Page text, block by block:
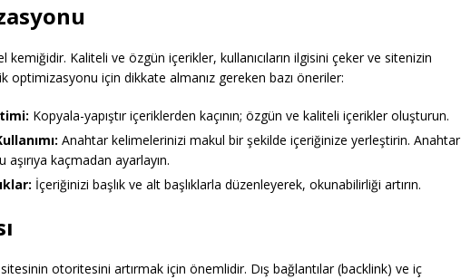
kemiğidir. Kaliteli ve özgün içerikler, kullanıcıların ilgisini çeker ve sitenizin
optimizasyonu için dikkate almanız gereken bazı öneriler:
Kopyala-yapıştır içeriklerden kaçının; özgün ve kaliteli içerikler oluşturun.
Anahtar kelimelerinizi makul bir şekilde içeriğinize yerleştirin. Anahtar
kaçmadan ayarlayın.
İçeriğinizi başlık ve alt başlıklarla düzenleyerek, okunabilirliği artırın.
otoritesini artırmak için önemlidir. Dış bağlantılar (backlink) ve iç